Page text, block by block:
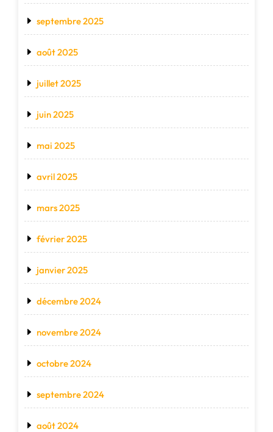
septembre 2025
août 2025
juillet 2025
juin 2025
mai 2025
avril 2025
mars 2025
février 2025
janvier 2025
décembre 2024
novembre 2024
octobre 2024
septembre 2024
août 2024